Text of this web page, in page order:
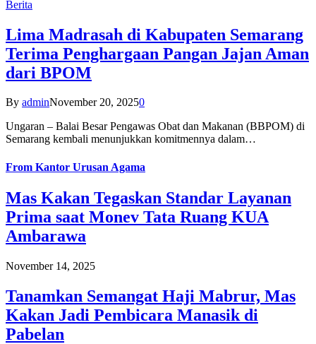
Berita
Lima Madrasah di Kabupaten Semarang
Terima Penghargaan Pangan Jajan Aman
dari BPOM
By adminNovember 20, 20250
Ungaran – Balai Besar Pengawas Obat dan Makanan (BBPOM) di
Semarang kembali menunjukkan komitmennya dalam…
From Kantor Urusan Agama
Mas Kakan Tegaskan Standar Layanan
Prima saat Monev Tata Ruang KUA
Ambarawa
November 14, 2025
Tanamkan Semangat Haji Mabrur, Mas
Kakan Jadi Pembicara Manasik di
Pabelan